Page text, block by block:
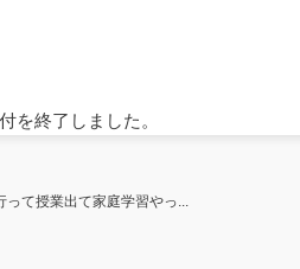
を終了しました。
って授業出て家庭学習やっ...